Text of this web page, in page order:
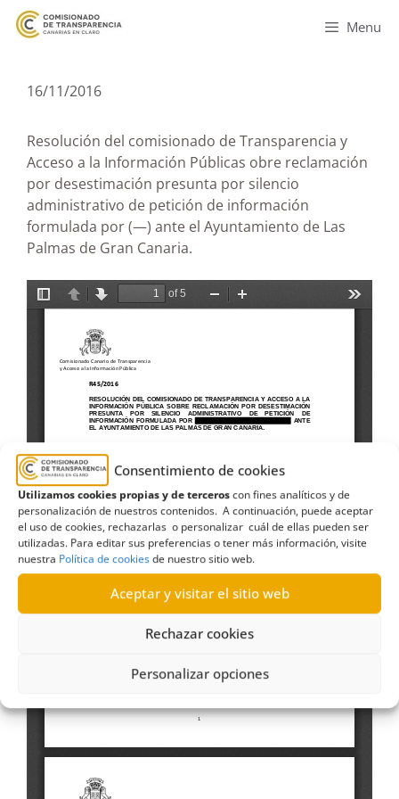
Consentimiento de cookies
Utilizamos cookies propias y de terceroscon fines analíticos y de
personalización de nuestros contenidos. A continuación, puede aceptar
el uso de cookies, rechazarlas o personalizar cuál de ellas pueden ser
utilizadas. Para editar sus preferencias o tener más información, visite
nuestra Política de cookiesde nuestro sitio web.
Aceptar y visitar el sitio web
Rechazar cookies
Personalizar opciones
Menu
16/11/2016
Resolución del comisionado de Transparencia y
Acceso a la Información Públicas obre reclamación
por desestimación presunta por silencio
administrativo de petición de información
formulada por (—) ante el Ayuntamiento de Las
Palmas de Gran Canaria.